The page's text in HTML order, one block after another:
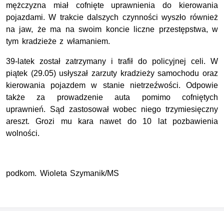
mężczyzna miał cofnięte uprawnienia do kierowania
pojazdami. W trakcie dalszych czynności wyszło również
na jaw, że ma na swoim koncie liczne przestępstwa, w
tym kradzieże z włamaniem.
39‑latek został zatrzymany i trafił do policyjnej celi. W
piątek (29.05) usłyszał zarzuty kradzieży samochodu oraz
kierowania pojazdem w stanie nietrzeźwości. Odpowie
także za prowadzenie auta pomimo cofniętych
uprawnień. Sąd zastosował wobec niego trzymiesięczny
areszt. Grozi mu kara nawet do 10 lat pozbawienia
wolności.
podkom. Wioleta Szymanik/MS